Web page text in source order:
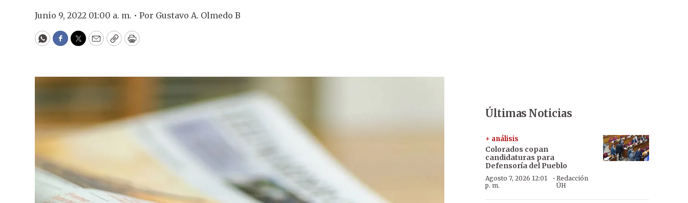
Junio 9, 2022 01:00 a. m. • Por Gustavo A. Olmedo B
WhatsApp
Facebook
Twitter
EmailCopyPrint
Últimas Noticias
+ análisis
Colorados copan
candidaturas para
Defensoría del Pueblo
Agosto 7, 2026 12:01
p. m.
· Redacción
ÚH